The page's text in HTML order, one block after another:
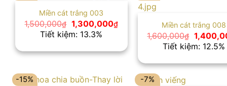
Miền cát trắng 003
1,500,000₫ Giá
gốc
là:
1,300,000₫Giá
là:
1,300,000₫.
Tiết kiệm: 13.3%
Miền cát trắng 008
1,600,000₫ Giá
gốc
là:
Tiết kiệm: 12.5%
-15% -7%